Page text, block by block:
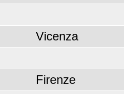
Vicenza
Firenze